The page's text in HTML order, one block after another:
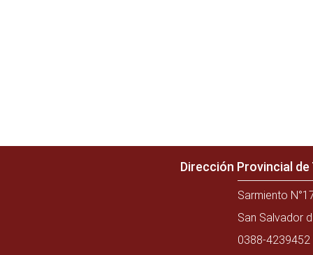
Dirección Provincial
Sarmiento
San Salvador
0388-